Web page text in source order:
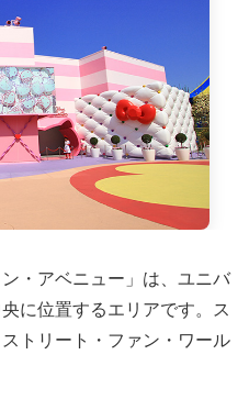
・アベニュー」は、ユニバ
に位置するエリアです。ス
トリート・ファン・ワール